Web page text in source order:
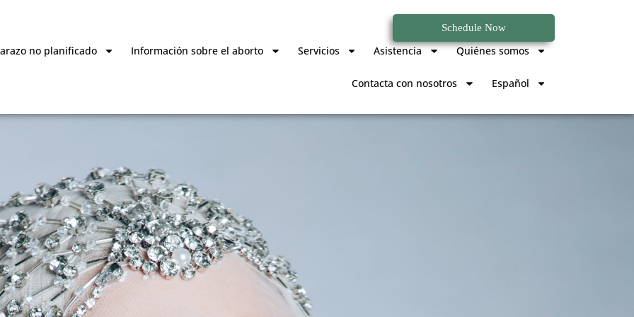
Schedule Now
no planificado Información sobre el aborto Servicios Asistencia Quiénes somos
Contacta con nosotros Español